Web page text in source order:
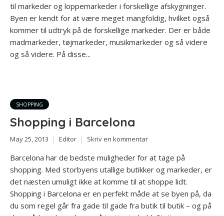
til markeder og loppemarkeder i forskellige afskygninger.
Byen er kendt for at være meget mangfoldig, hvilket også
kommer til udtryk på de forskellige markeder. Der er både
madmarkeder, tøjmarkeder, musikmarkeder og så videre
og så videre. På disse...
SHOPPING
Shopping i Barcelona
May 25, 2013 Editor Skriv en kommentar
Barcelona har de bedste muligheder for at tage på
shopping. Med storbyens utallige butikker og markeder, er
det næsten umuligt ikke at komme til at shoppe lidt.
Shopping i Barcelona er en perfekt måde at se byen på, da
du som regel går fra gade til gade fra butik til butik – og på